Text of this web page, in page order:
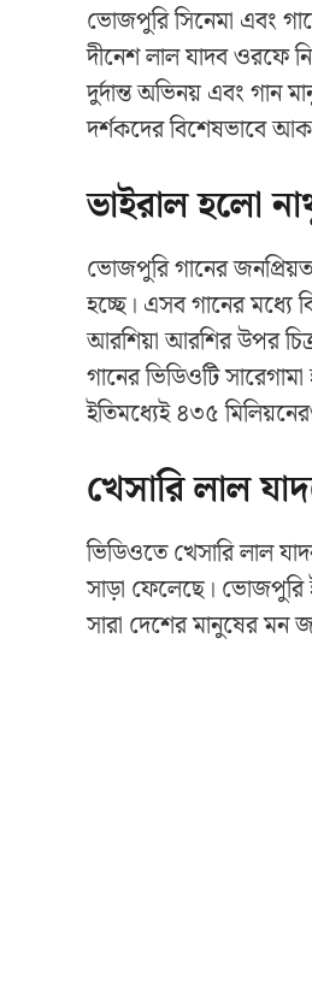
ভোজপুরি সিনেমা এবং
দীনেশ লাল যাদব ওরফে
দুর্দান্ত অভিনয় এবং গান
দর্শকদের বিশেষভাবে
ভাইরাল হলো
ভোজপুরি গানের
হচ্ছে। এসব গানের মধ্যে
আরশিয়া আরশির উপর
গানের ভিডিওটি
ইতিমধ্যেই ৪৩৫
খেসারি লাল
ভিডিওতে খেসারি লাল
সাড়া ফেলেছে। ভোজপুরি
সারা দেশের মানুষের মন